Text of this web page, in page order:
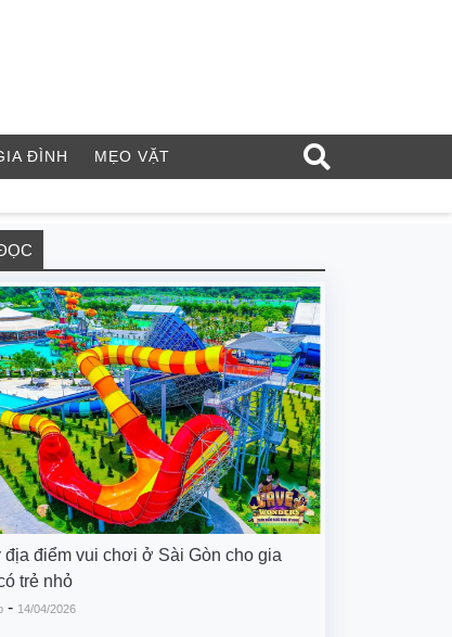
ĐÌNH MẸO VẶT
địa điểm vui chơi ở Sài Gòn cho gia
trẻ nhỏ
- 14/04/2026